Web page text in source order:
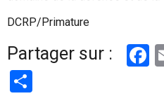
DCRP/Primature
Partager sur :